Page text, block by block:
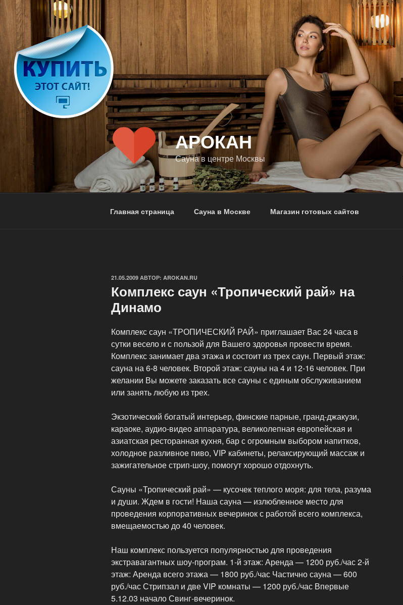
Перейти
содержимому
АРОКАН
Сауна в центре Москвы
Главная страница Сауна в Москве Магазин готовых сайтов
ОПУБЛИКОВАНО
21.05.2009 АВТОР: AROKAN.RU
Комплекс саун «Тропический рай» на
Динамо
Комплекс саун «ТРОПИЧЕСКИЙ РАЙ» приглашает Вас 24 часа в
сутки весело и с пользой для Вашего здоровья провести время.
Комплекс занимает два этажа и состоит из трех саун. Первый этаж:
сауна на 6-8 человек. Второй этаж: сауны на 4 и 12-16 человек. При
желании Вы можете заказать все сауны с единым обслуживанием
или занять любую из трех.
Экзотический богатый интерьер, финские парные, гранд-джакузи,
караоке, аудио-видео аппаратура, великолепная европейская и
азиатская ресторанная кухня, бар с огромным выбором напитков,
холодное разливное пиво, VIP кабинеты, релаксирующий массаж и
зажигательное стрип-шоу, помогут хорошо отдохнуть.
Сауны «Тропический рай» — кусочек теплого моря: для тела, разума
и души. Ждем в гости! Наша сауна — излюбленное место для
проведения корпоративных вечеринок с работой всего комплекса,
вмещаемостью до 40 человек.
Наш комплекс пользуется популярностью для проведения
экстравагантных шоу-програм. 1-й этаж: Аренда — 1200 руб./час 2-й
этаж: Аренда всего этажа — 1800 руб./час Частично сауна — 600
руб./час Стрипзал и две VIP комнаты — 1200 руб./час Впервые
5.12.03 начало Свинг-вечеринок.